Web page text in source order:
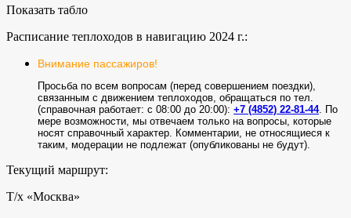
Показать табло
Расписание теплоходов в навигацию 2024 г.:
Внимание пассажиров!
Просьба по всем вопросам (перед совершением поездки),
связанным с движением теплоходов, обращаться по тел.
(справочная работает: с 08:00 до 20:00): +7 (4852) 22-81-44. По
мере возможности, мы отвечаем только на вопросы, которые
носят справочный характер. Комментарии, не относящиеся к
таким, модерации не подлежат (опубликованы не будут).
Текущий маршрут:
Т/х «Москва»